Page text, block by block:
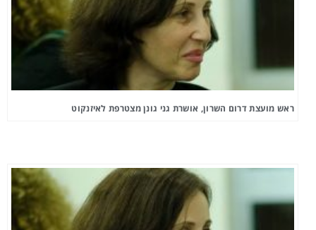
ראש מועצת דרום השרון, אושרת גני גונן מצטרפת לאיזנקוט